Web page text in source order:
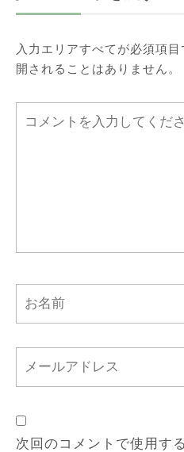
入力エリアすべてが必須項
開されることはありません。
次回のコメントで使用す